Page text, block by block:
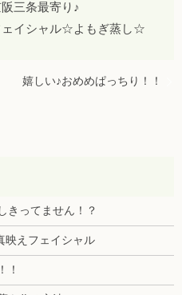
三条最寄り♪
イシャル☆よもぎ蒸し☆
嬉しい♪おめめぱっちり！！
きってません！？
えフェイシャル
！